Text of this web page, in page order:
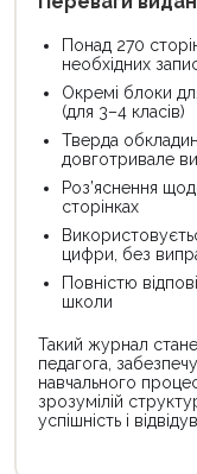
Понад 270
необхідних
Окремі блоки
(для 3–4 класів)
Тверда
довготривале
Роз’яснення
сторінках
цифри, без
Повністю
школи
Такий журнал
педагога,
навчального
зрозумілій
успішність і